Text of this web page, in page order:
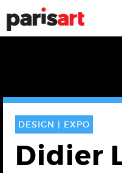
DESIGN | EXPO
Didier